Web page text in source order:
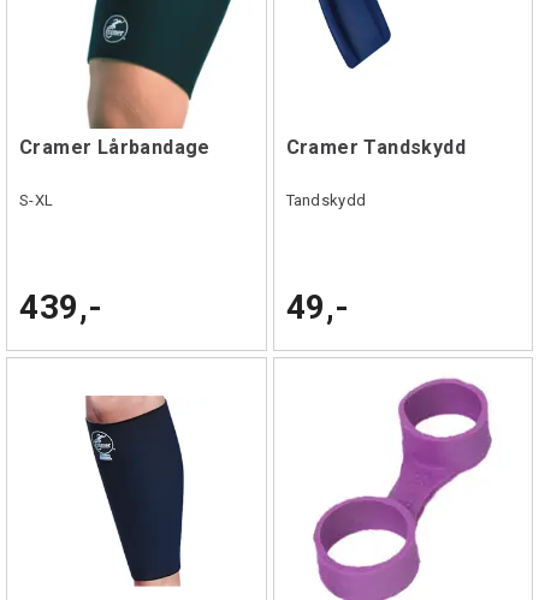
Cramer Lårbandage
S-XL
439,-
Cramer Tandskydd
Tandskydd
49,-